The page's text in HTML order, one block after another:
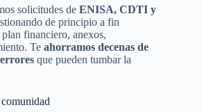
solicitudes de ENISA, CDTI y
de principio a fin
financiero, anexos,
Te ahorramos decenas de
que pueden tumbar la